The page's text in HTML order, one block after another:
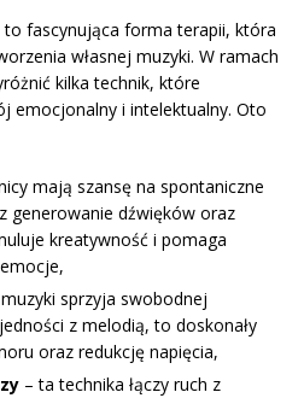
to fascynująca forma terapii, która
własnej muzyki. W ramach
kilka technik, które
emocjonalny i intelektualny. Oto
mają szansę na spontaniczne
generowanie dźwięków oraz
kreatywność i pomaga
sprzyja swobodnej
z melodią, to doskonały
oraz redukcję napięcia,
– ta technika łączy ruch z